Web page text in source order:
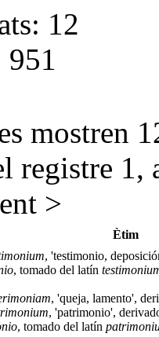
12
951
mostren
registre 1,
>
Ètim
, 'testimonio,
, tomado del latín
, 'queja, lamento',
, 'patrimonio',
, tomado del latín